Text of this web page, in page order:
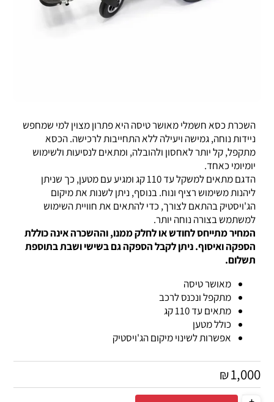
השכרת כסא חשמלי מאושר טיסה היא פתרון מצוין למי שמחפש
ניידות נוחה, גמישה ויעילה ללא התחייבות לרכישה. הכסא
מתקפל, קל יותר לאחסון ולהובלה, ומתאים לנסיעות ולשימוש
יומיומי כאחד.
הדגם מתאים למשקל עד 110 קג ומגיע עם מטען, כך שניתן
ליהנות משימוש רציף ונוח. בנוסף, ניתן לשנות את מיקום
הג'ויסטיק בהתאם לצורך, כדי להתאים את חוויית השימוש
למשתמש בצורה נוחה יותר.
המחיר מתייחס לחודש או לחלק ממנו, וההשכרה אינה כוללת
הספקה ואיסוף. ניתן לקבל הספקה גם בשישי ושבת בתוספת
תשלום.
מאושר טיסה
מתקפל ונכנס לרכב
מתאים עד 110 קג
כולל מטען
אפשרות לשינוי מיקום הג'ויסטיק
₪1,000